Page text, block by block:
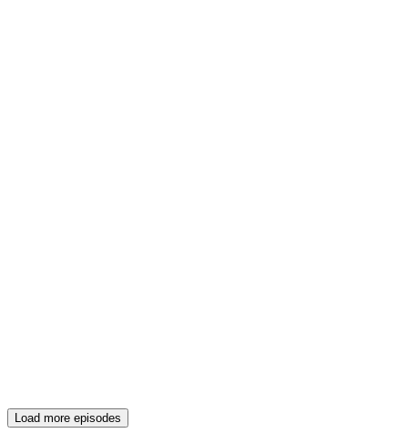
Load more episodes